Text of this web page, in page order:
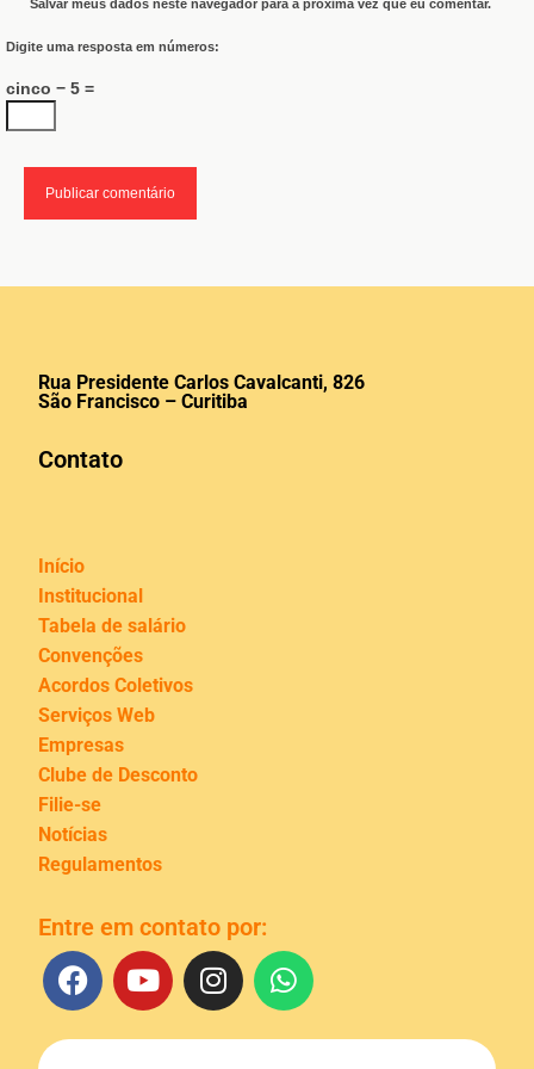
Salvar meus dados neste navegador para a próxima vez que eu comentar.
Digite uma resposta em números:
cinco − 5 =
Rua Presidente Carlos Cavalcanti, 826
São Francisco – Curitiba
Contato
Início
Institucional
Tabela de salário
Convenções
Acordos Coletivos
Serviços Web
Empresas
Clube de Desconto
Filie-se
Notícias
Regulamentos
Entre em contato por: